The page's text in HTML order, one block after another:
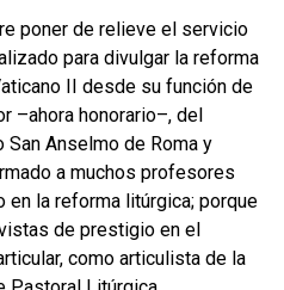
poner de relieve el servicio
para divulgar la reforma
II desde su función de
–ahora honorario–, del
Anselmo de Roma y
a muchos profesores
en la reforma litúrgica; porque
de prestigio en el
como articulista de la